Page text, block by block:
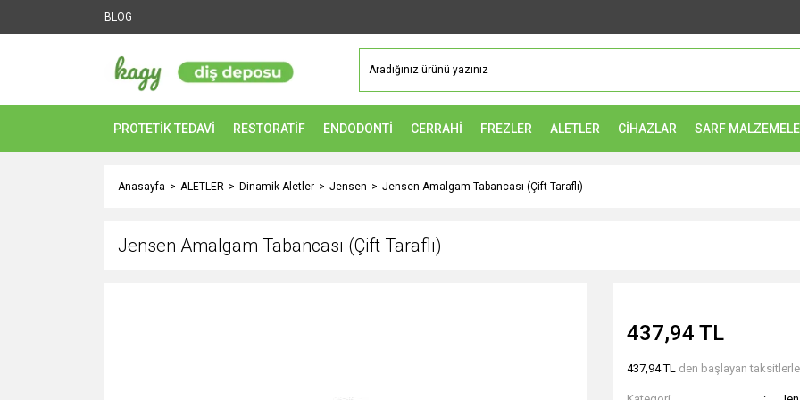
BLOG
PROTETİK TEDAVİ RESTORATİF ENDODONTİ CERRAHİ FREZLER ALETLER CİHAZLAR SARF
Anasayfa ALETLER Dinamik Aletler Jensen Jensen Amalgam Tabancası (Çift Taraflı)
Jensen Amalgam Tabancası (Çift Taraflı)
437,94 TL
437,94 TL den başlayan